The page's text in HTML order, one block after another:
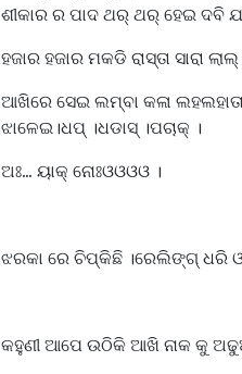
ଶୀକାର ର ପାଦ ଥର୍ ଥର୍ ହେଇ ଦବି
ହଜାର ହଜାର ମକଡି ରାସ୍ତା ସାରା ଲାଲ୍
ଆଖିରେ ସେଇ ଲମ୍ବା କଳା
ଝାଳେଇ।ଧପ୍ ।ଧଡାସ୍ ।ପଚାକ୍ ।
ଅଃ... ୟାକ୍ ନୋଃଓଓଓଓ ।
ଝରକା ରେ ଚିପ୍କିଛି ।ରେଲିଙ୍ଗ୍ ଧରି
କହୁଣୀ ଆପେ ଉଠିକି ଆଖି ନାକ କୁ